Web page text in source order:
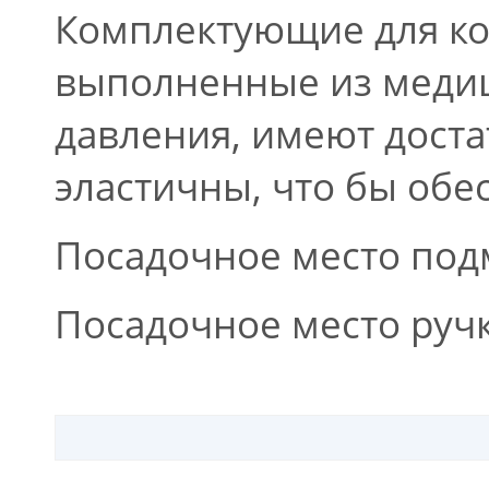
Комплектующие для
выполненные из
давления, имеют
эластичны, что бы
Посадочное место
Посадочное место